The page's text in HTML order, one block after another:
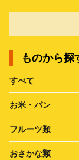
ものから探
すべて
お米・パン
フルーツ類
おさかな類